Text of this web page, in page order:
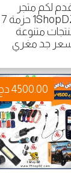
لكم متجر
1ShopDZ حزمة 7
متنوعة
جد مغري
4500.00 دج